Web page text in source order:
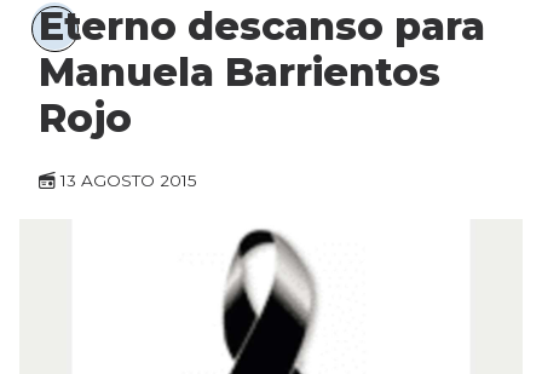
Eterno descanso para
Manuela Barrientos
Rojo
13 AGOSTO 2015